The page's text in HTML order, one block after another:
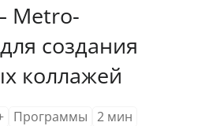
Metro-
создания
коллажей
Программы 2 мин